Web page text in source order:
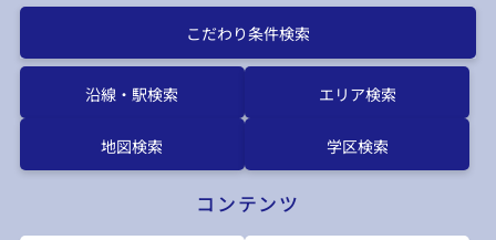
こだわり条件検索
沿線・駅検索 エリア検索
地図検索 学区検索
コンテンツ